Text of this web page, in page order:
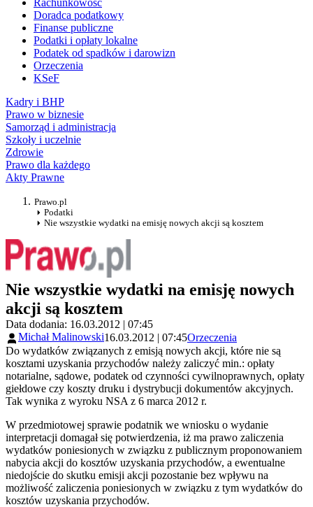
Rachunkowość
Doradca podatkowy
Finanse publiczne
Podatki i opłaty lokalne
Podatek od spadków i darowizn
Orzeczenia
KSeF
Kadry i BHP
Prawo w biznesie
Samorząd i administracja
Szkoły i uczelnie
Zdrowie
Prawo dla każdego
Akty Prawne
Prawo.pl
Podatki
Nie wszystkie wydatki na emisję nowych akcji są kosztem
Nie wszystkie wydatki na emisję nowych
akcji są kosztem
Data dodania: 16.03.2012 | 07:45
Michał Malinowski16.03.2012 | 07:45Orzeczenia
Do wydatków związanych z emisją nowych akcji, które nie są
kosztami uzyskania przychodów należy zaliczyć min.: opłaty
notarialne, sądowe, podatek od czynności cywilnoprawnych, opłaty
giełdowe czy koszty druku i dystrybucji dokumentów akcyjnych.
Tak wynika z wyroku NSA z 6 marca 2012 r.
W przedmiotowej sprawie podatnik we wniosku o wydanie
interpretacji domagał się potwierdzenia, iż ma prawo zaliczenia
wydatków poniesionych w związku z publicznym proponowaniem
nabycia akcji do kosztów uzyskania przychodów, a ewentualne
niedojście do skutku emisji akcji pozostanie bez wpływu na
możliwość zaliczenia poniesionych w związku z tym wydatków do
kosztów uzyskania przychodów.